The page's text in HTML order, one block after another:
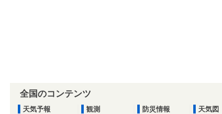
全国のコンテンツ
天気予報
観測
防災情報
天気図